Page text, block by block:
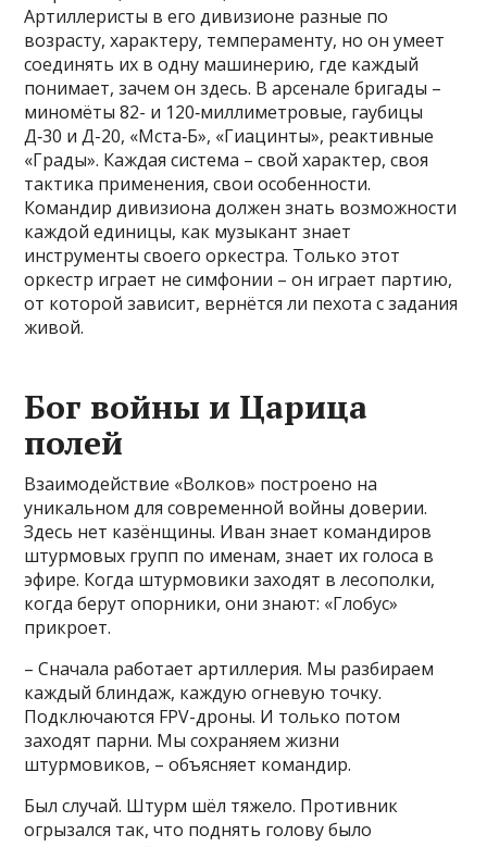
Артиллеристы в его дивизионе разные по
возрасту, характеру, темпераменту, но он умеет
соединять их в одну машинерию, где каждый
понимает, зачем он здесь. В арсенале бригады –
миномёты 82- и 120‑миллиметровые, гаубицы
Д‑30 и Д-20, «Мста‑Б», «Гиацинты», реактивные
«Грады». Каждая система – свой характер, своя
тактика применения, свои особенности.
Командир дивизиона должен знать возможности
каждой единицы, как музыкант знает
инструменты своего оркестра. Только этот
оркестр играет не симфонии – он играет партию,
от которой зависит, вернётся ли пехота с задания
живой.
Бог войны и Царица
полей
Взаимодействие «Волков» построено на
уникальном для современной войны доверии.
Здесь нет казёнщины. Иван знает командиров
штурмовых групп по именам, знает их голоса в
эфире. Когда штурмовики заходят в лесополки,
когда берут опорники, они знают: «Глобус»
прикроет.
– Сначала работает артиллерия. Мы разбираем
каждый блиндаж, каждую огневую точку.
Подключаются FPV-дроны. И только потом
заходят парни. Мы сохраняем жизни
штурмовиков, – объясняет командир.
Был случай. Штурм шёл тяжело. Противник
огрызался так, что поднять голову было